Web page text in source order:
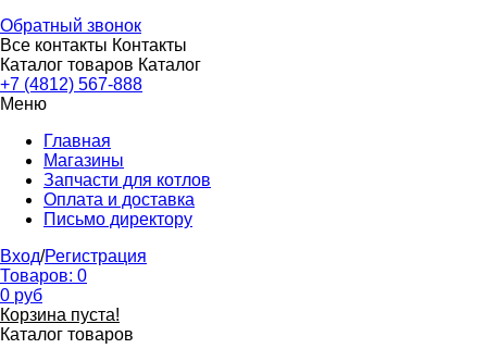
Обратный звонок
Все контакты Контакты
Каталог товаров Каталог
+7 (4812) 567-888
Меню
Главная
Магазины
Запчасти для котлов
Оплата и доставка
Письмо директору
Вход/Регистрация
Товаров: 0
0 руб
Корзина пуста!
Каталог товаров